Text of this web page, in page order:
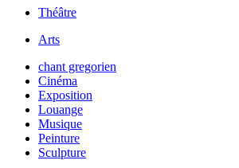
Théâtre
Arts
chant gregorien
Cinéma
Exposition
Louange
Musique
Peinture
Sculpture